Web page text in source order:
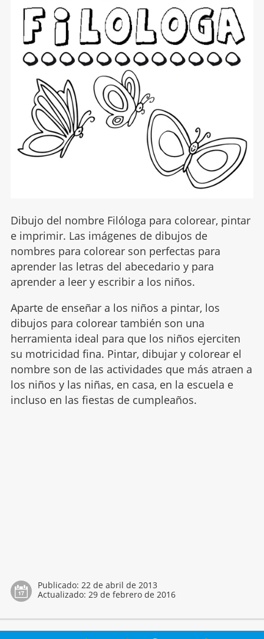
Dibujo del nombre Filóloga para colorear, pintar
e imprimir. Las imágenes de dibujos de
nombres para colorear son perfectas para
aprender las letras del abecedario y para
aprender a leer y escribir a los niños.
Aparte de enseñar a los niños a pintar, los
dibujos para colorear también son una
herramienta ideal para que los niños ejerciten
su motricidad fina. Pintar, dibujar y colorear el
nombre son de las actividades que más atraen a
los niños y las niñas, en casa, en la escuela e
incluso en las fiestas de cumpleaños.
Publicado: 22 de abril de 2013
Actualizado: 29 de febrero de 2016